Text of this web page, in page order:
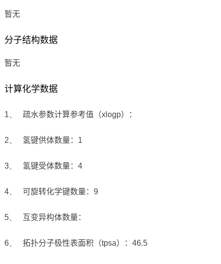
暂无
分子结构数据
暂无
计算化学数据
1、 疏水参数计算参考值（xlogp）：
2、 氢键供体数量： 1
3、 氢键受体数量： 4
4、 可旋转化学键数量： 9
5、 互变异构体数量：
6、 拓扑分子极性表面积（tpsa）： 46.5